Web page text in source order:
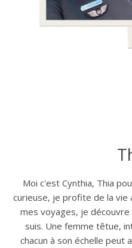
Moi c'est Cynthia, Thia
curieuse, je profite de la vie
mes voyages, je
suis. Une femme têtue,
chacun à son échelle peut